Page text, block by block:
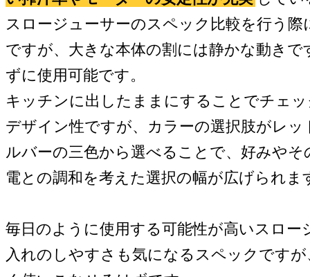
スロージューサーのスペック比較を行う際
ですが、大きな本体の割には静かな動きで
ずに使用可能です。
キッチンに出したままにすることでチェ
デザイン性ですが、カラーの選択肢がレ
ルバーの三色から選べることで、好みや
電との調和を考えた選択の幅が広げられま
毎日のように使用する可能性が高いスロー
入れのしやすさも気になるスペックです